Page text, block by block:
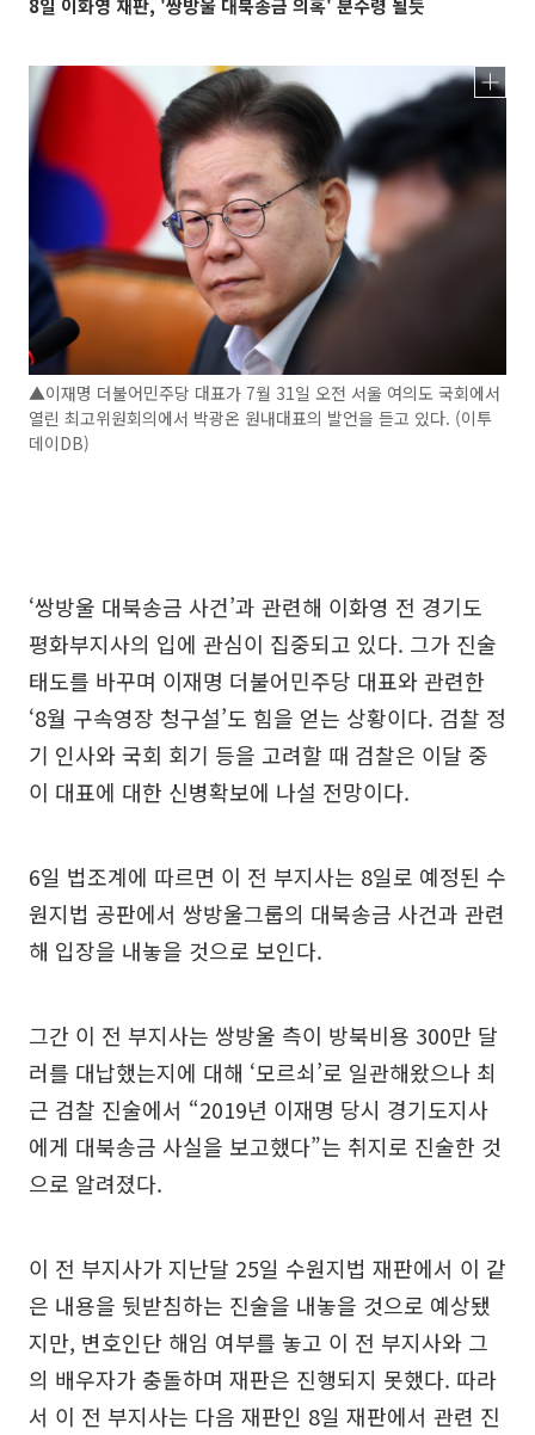
8일 이화영 재판, '쌍방울 대북송금 의혹' 분수령 될듯
▲이재명 더불어민주당 대표가 7월 31일 오전 서울 여의도 국회에서
열린 최고위원회의에서 박광온 원내대표의 발언을 듣고 있다. (이투
데이DB)
‘쌍방울 대북송금 사건’과 관련해 이화영 전 경기도
평화부지사의 입에 관심이 집중되고 있다. 그가 진술
태도를 바꾸며 이재명 더불어민주당 대표와 관련한
‘8월 구속영장 청구설’도 힘을 얻는 상황이다. 검찰 정
기 인사와 국회 회기 등을 고려할 때 검찰은 이달 중
이 대표에 대한 신병확보에 나설 전망이다.
6일 법조계에 따르면 이 전 부지사는 8일로 예정된 수
원지법 공판에서 쌍방울그룹의 대북송금 사건과 관련
해 입장을 내놓을 것으로 보인다.
그간 이 전 부지사는 쌍방울 측이 방북비용 300만 달
러를 대납했는지에 대해 ‘모르쇠’로 일관해왔으나 최
근 검찰 진술에서 “2019년 이재명 당시 경기도지사
에게 대북송금 사실을 보고했다”는 취지로 진술한 것
으로 알려졌다.
이 전 부지사가 지난달 25일 수원지법 재판에서 이 같
은 내용을 뒷받침하는 진술을 내놓을 것으로 예상됐
지만, 변호인단 해임 여부를 놓고 이 전 부지사와 그
의 배우자가 충돌하며 재판은 진행되지 못했다. 따라
서 이 전 부지사는 다음 재판인 8일 재판에서 관련 진